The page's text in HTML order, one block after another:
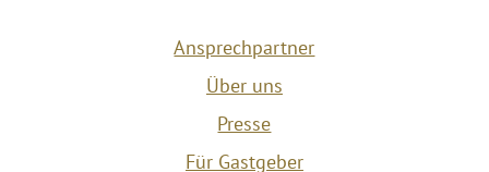
Ansprechpartner
Über uns
Presse
Für Gastgeber